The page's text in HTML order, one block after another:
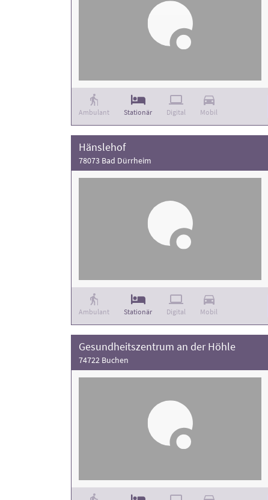
Ambulant Stationär Digital Mobil
Hänslehof
78073 Bad Dürrheim
Ambulant Stationär Digital Mobil
Gesundheitszentrum an der Höhle
74722 Buchen